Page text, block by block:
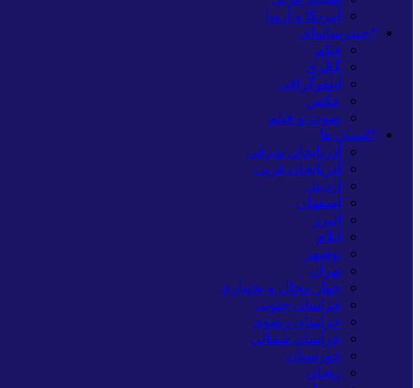
آمریکا و اروپا
*چندرسانه‌ای
فیلم
گالری
اینفوگرافی
عکس
صوت و فیلم
*استان ها
آذربایجان شرقی
آذربایجان غربی
اردبیل
اصفهان
البرز
ایلام
بوشهر
تهران
چهار محال و بختیاری
خراسان جنوبی
خراسان رضوی
خراسان شمالی
خوزستان
زنجان